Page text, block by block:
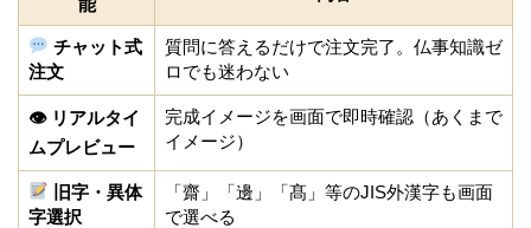
チャット式
注文
質問に答えるだけで注文完了。仏事知識ゼ
ロでも迷わない
👁 リアルタイ
ムプレビュー
完成イメージを画面で即時確認（あくまで
イメージ）
旧字・異体
字選択
「齋」「邊」「髙」等のJIS外漢字も画面
で選べる